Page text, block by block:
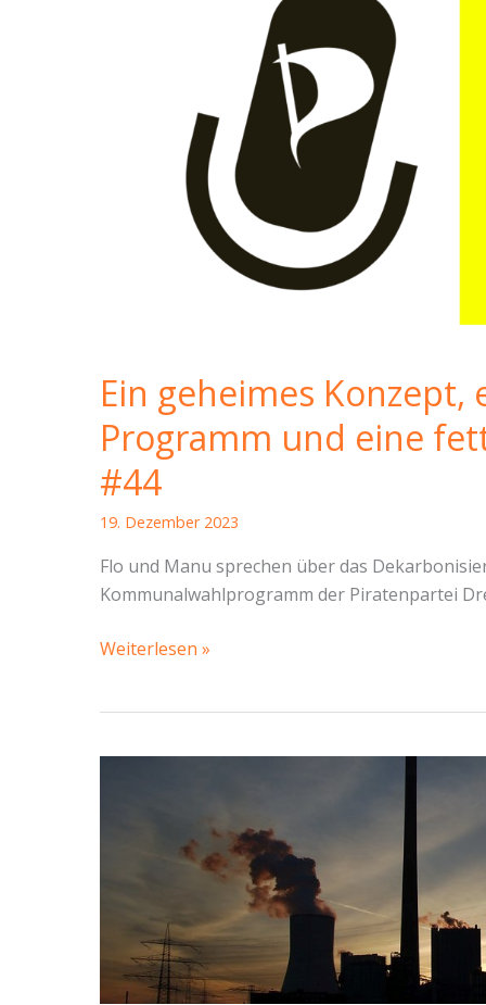
Ein geheimes
Programm und eine
#44
19. Dezember 2023
Flo und Manu sprechen über das
Kommunalwahlprogramm der Piratenpartei
Ein
umfangreiches
Piratencast
#44
Weiterlesen »